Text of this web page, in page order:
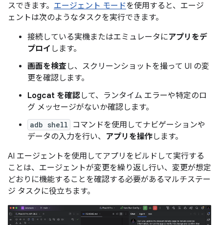
スできます。 エージェント モードを使用すると、エージ
ェントは次のようなタスクを実行できます。
接続している実機またはエミュレータにアプリをデ
プロイ します。
画面を検査し、スクリーンショットを撮って UI の変
更を確認します。
Logcat を確認して、ランタイム エラーや特定のロ
グ メッセージがないか確認します。
adb shell
コマンドを使用してナビゲーションや
データの入力を行い、 アプリを操作します。
AI エージェントを使用してアプリをビルドして実行する
ことは、エージェントが変更を繰り返し行い、変更が想定
どおりに機能することを確認する必要があるマルチステー
ジ タスクに役立ちます。